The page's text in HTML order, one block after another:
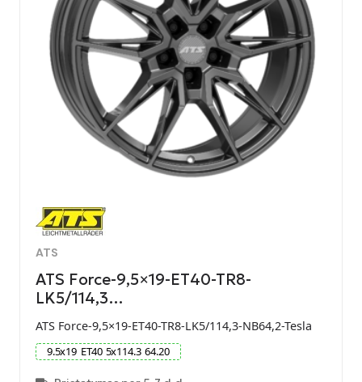
ATS
ATS Force-9,5×19-ET40-TR8-
LK5/114,3…
ATS Force-9,5×19-ET40-TR8-LK5/114,3-NB64,2-Tesla
9.5x19 ET40 5x114.3 64.20